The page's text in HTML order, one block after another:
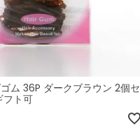
ム 36P ダークブラウン 2個セ
フト可